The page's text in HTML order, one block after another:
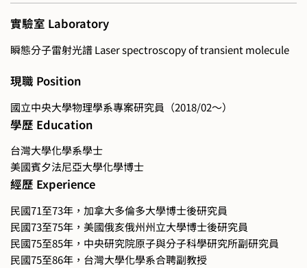
實驗室 Laboratory
瞬態分子雷射光譜 Laser spectroscopy of transient molecule
現職 Position
國立中央大學物理學系專案研究員（2018/02～）
學歷 Education
台灣大學化學系學士
美國賓夕法尼亞大學化學博士
經歷 Experience
民國71至73年，加拿大多倫多大學博士後研究員
民國73至75年，美國俄亥俄州州立大學博士後研究員
民國75至85年，中央研究院原子與分子科學研究所副研究員
民國75至86年，台灣大學化學系合聘副教授